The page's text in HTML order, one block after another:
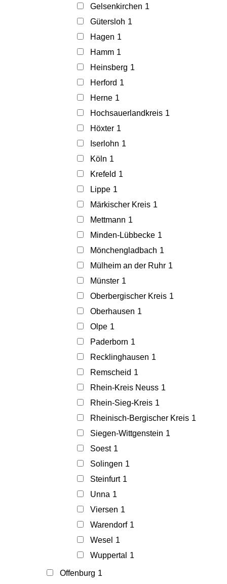
Gelsenkirchen 1
Gütersloh 1
Hagen 1
Hamm 1
Heinsberg 1
Herford 1
Herne 1
Hochsauerlandkreis 1
Höxter 1
Iserlohn 1
Köln 1
Krefeld 1
Lippe 1
Märkischer Kreis 1
Mettmann 1
Minden-Lübbecke 1
Mönchengladbach 1
Mülheim an der Ruhr 1
Münster 1
Oberbergischer Kreis 1
Oberhausen 1
Olpe 1
Paderborn 1
Recklinghausen 1
Remscheid 1
Rhein-Kreis Neuss 1
Rhein-Sieg-Kreis 1
Rheinisch-Bergischer Kreis 1
Siegen-Wittgenstein 1
Soest 1
Solingen 1
Steinfurt 1
Unna 1
Viersen 1
Warendorf 1
Wesel 1
Wuppertal
1
Offenburg 1